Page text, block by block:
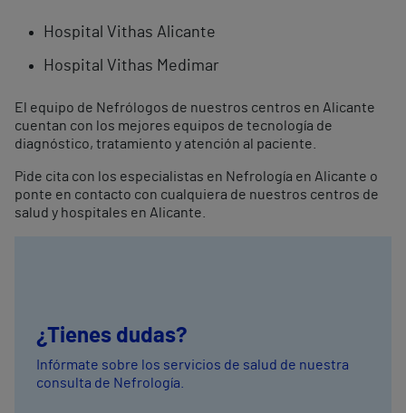
Hospital Vithas Alicante
Hospital Vithas Medimar
El equipo de Nefrólogos de nuestros centros en Alicante
cuentan con los mejores equipos de tecnología de
diagnóstico, tratamiento y atención al paciente.
Pide cita con los especialistas en Nefrología en Alicante o
ponte en contacto con cualquiera de nuestros centros de
salud y hospitales en Alicante.
¿Tienes dudas?
Infórmate sobre los servicios de salud de nuestra
consulta de Nefrología.